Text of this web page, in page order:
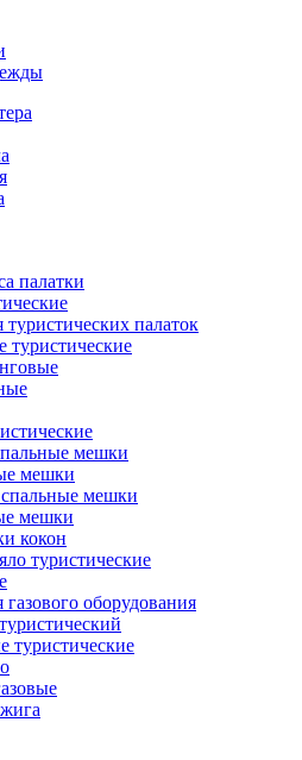
палатки
туристических палаток
туристические
мешки
мешки
мешки
мешки
кокон
туристические
оборудования
туристические